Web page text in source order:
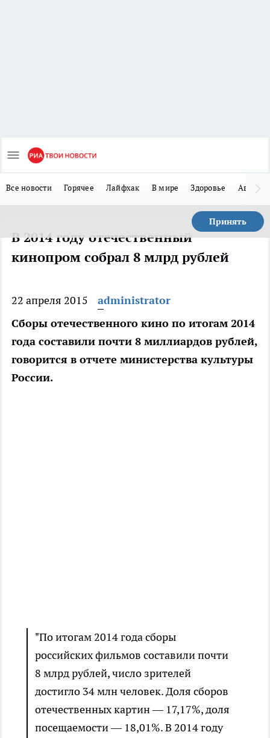
Все новости Горячее Лайфхак В мире Здоровье Авто
Принять
В 2014 году отечественный
кинопром собрал 8 млрд рублей
22 апреля 2015
administrator
Сборы отечественного кино по итогам 2014
года составили почти 8 миллиардов рублей,
говорится в отчете министерства культуры
России.
"По итогам 2014 года сборы
российских фильмов составили почти
8 млрд рублей, число зрителей
достигло 34 млн человек. Доля сборов
отечественных картин — 17,17%, доля
посещаемости — 18,01%. В 2014 году